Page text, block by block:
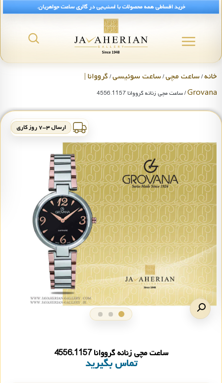
خرید اقساطی همه محصولات با اسنپ‌پی در گالری ساعت جواهریان.
خانه/ساعت مچی/ساعت سوئیسی/ گرووانا |
Grovana/ ساعت مچی زنانه گرووانا 4556.1157
ارسال ۳-۷ روز کاری
ساعت مچی زنانه گرووانا 4556.1157
تماس بگیرید